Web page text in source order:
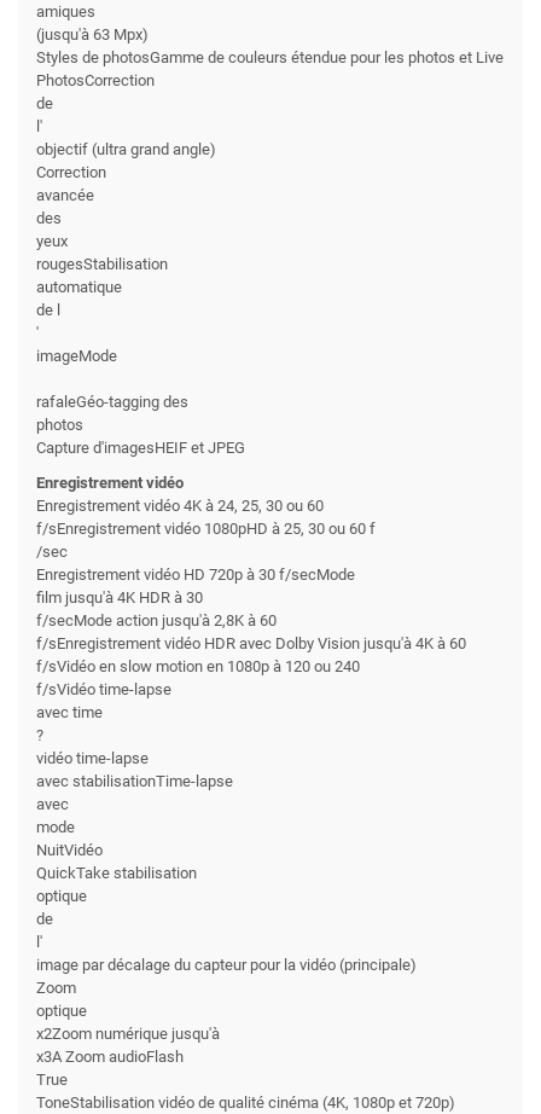
amiques
(jusqu'à 63 Mpx)
Styles de photosGamme de couleurs étendue pour les photos et Live
PhotosCorrection
de
l'
objectif (ultra grand angle)
Correction
avancée
des
yeux
rougesStabilisation
automatique
de l
'
imageMode
rafaleGéo-tagging des
photos
Capture d'imagesHEIF et JPEG
Enregistrement vidéo
Enregistrement vidéo 4K à 24, 25, 30 ou 60
f/sEnregistrement vidéo 1080pHD à 25, 30 ou 60 f
/sec
Enregistrement vidéo HD 720p à 30 f/secMode
film jusqu'à 4K HDR à 30
f/secMode action jusqu'à 2,8K à 60
f/sEnregistrement vidéo HDR avec Dolby Vision jusqu'à 4K à 60
f/sVidéo en slow motion en 1080p à 120 ou 240
f/sVidéo time-lapse
avec time
?
vidéo time-lapse
avec stabilisationTime-lapse
avec
mode
NuitVidéo
QuickTake stabilisation
optique
de
l'
image par décalage du capteur pour la vidéo (principale)
Zoom
optique
x2Zoom numérique jusqu'à
x3A Zoom audioFlash
True
ToneStabilisation vidéo de qualité cinéma (4K, 1080p et 720p)